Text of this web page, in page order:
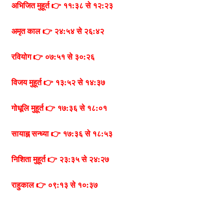
अभिजित मुहूर्त 👉 ११:३८ से १२:२३
अमृत काल 👉 २४:५४ से २६:४२
रवियोग 👉 ०७:५१ से ३०:२६
विजय मुहूर्त 👉 १३:५२ से १४:३७
गोधूलि मुहूर्त 👉 १७:३६ से १८:०१
सायाह्न सन्ध्या 👉 १७:३६ से १८:५३
निशिता मुहूर्त 👉 २३:३५ से २४:२७
राहुकाल 👉 ०९:१३ से १०:३७